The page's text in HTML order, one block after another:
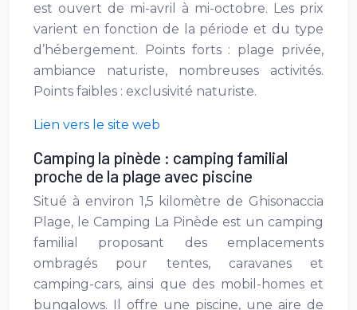
est ouvert de mi-avril à mi-octobre. Les prix
varient en fonction de la période et du type
d’hébergement. Points forts : plage privée,
ambiance naturiste, nombreuses activités.
Points faibles : exclusivité naturiste.
Lien vers le site web
Camping la pinède : camping familial
proche de la plage avec piscine
Situé à environ 1,5 kilomètre de Ghisonaccia
Plage, le Camping La Pinède est un camping
familial proposant des emplacements
ombragés pour tentes, caravanes et
camping-cars, ainsi que des mobil-homes et
bungalows. Il offre une piscine, une aire de